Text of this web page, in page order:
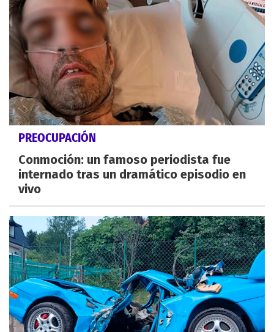
PREOCUPACIÓN
Conmoción: un famoso periodista fue
internado tras un dramático episodio en
vivo